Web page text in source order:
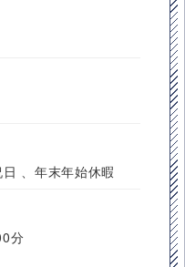
、年末年始休暇
分